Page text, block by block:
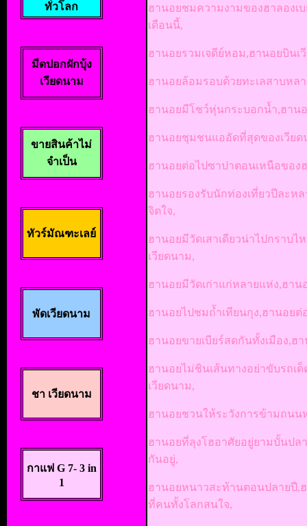
ทั่วโลก
มีดปอกผักบุ้ง
เวียดนาม
ขายสินค้าไม่
จำเป็น
ทัวร์มัณฑะเลย์
พัดเวียดนาม
ชา เวียดนาม
กาแฟ G 7- 3 in
1
ฮานอยชมความงามของฮาลองเ
เดือนนี้,
ฮานอยรวมเจดีย์หอม,ฮานอยบินเ
ฮานอยล้อมรอบด้วยทะเลสาบหล
ฮานอยมีโชว์หุ่นกระบอกน้ำ,ฮาน
ฮานอยชุมชนแออัดที่สุดของเวียด
ฮานอยต่อไปซาปาตอนเหนือขอ
ฮานอยรองรับนักท่องเที่ยวปีละห
จิตใจ,
ฮานอยมีวัดเสาเดียวน่าไปกราบ
เวียดนาม,
ฮานอยมีวัดเก่าแก่หลายแห่ง,ฮา
ฮานอยไปชมถ้ำเทียนกุง,ฮานอยต่
ฮานอยขายเบียร์สดกันทั้งเมือง,ฮ
ฮานอยไม่ชินเส้นทางอย่าขับรถ
เวียดนาม,
ฮานอยชวนให้ระวังการข้ามถนน
ฮานอยที่ลุงโฮอาศัยอยู่ยามบั้นปล
กันอยู่,
ฮานอยหนาวสะท้านตอนปลายปี,
ที่คนทั้งโลกสนใจ,